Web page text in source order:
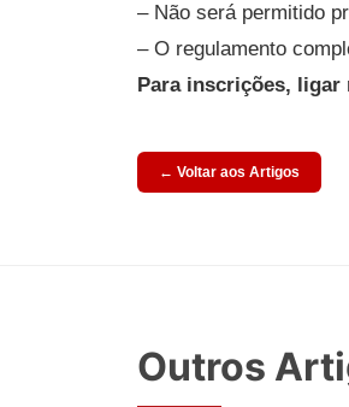
– Não será permitido
– O regulamento
Para inscrições, ligar
← Voltar aos Artigos
Outros